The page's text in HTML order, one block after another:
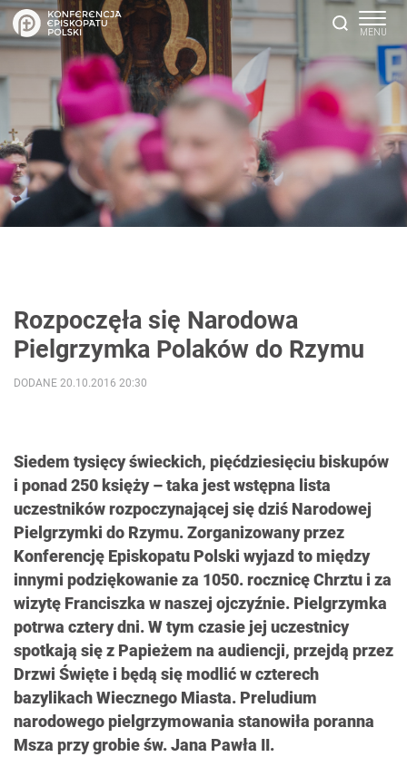
Rozpoczęła się Narodowa
Pielgrzymka Polaków do Rzymu
Siedem tysięcy świeckich, pięćdziesięciu biskupów
i ponad 250 księży – taka jest wstępna lista
uczestników rozpoczynającej się dziś Narodowej
Pielgrzymki do Rzymu. Zorganizowany przez
Konferencję Episkopatu Polski wyjazd to między
innymi podziękowanie za 1050. rocznicę Chrztu i za
wizytę Franciszka w naszej ojczyźnie. Pielgrzymka
potrwa cztery dni. W tym czasie jej uczestnicy
spotkają się z Papieżem na audiencji, przejdą przez
Drzwi Święte i będą się modlić w czterech
bazylikach Wiecznego Miasta. Preludium
narodowego pielgrzymowania stanowiła poranna
Msza przy grobie św. Jana Pawła II.
DODANE 20.10.2016 20:30